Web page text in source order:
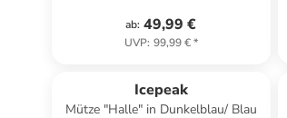
ab: 49,99 €
UVP: 99,99 €*
Icepeak
Mütze "Halle" in Dunkelblau/ Blau